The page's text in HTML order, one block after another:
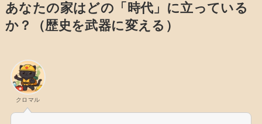
あなたの家はどの「時代」に立っている
か？（歴史を武器に変える）
クロマル